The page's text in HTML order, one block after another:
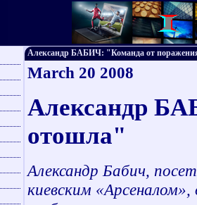
Александр БАБИЧ: "Команда от
March 20 2008
Александр
отошла"
Александр Бабич,
киевским